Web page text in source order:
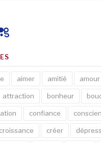
aimer amitié amour
attraction bonheur
confiance
croissance créer